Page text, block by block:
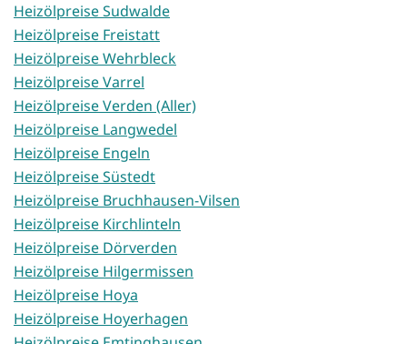
Heizölpreise Sudwalde
Heizölpreise Freistatt
Heizölpreise Wehrbleck
Heizölpreise Varrel
Heizölpreise Verden (Aller)
Heizölpreise Langwedel
Heizölpreise Engeln
Heizölpreise Süstedt
Heizölpreise Bruchhausen-Vilsen
Heizölpreise Kirchlinteln
Heizölpreise Dörverden
Heizölpreise Hilgermissen
Heizölpreise Hoya
Heizölpreise Hoyerhagen